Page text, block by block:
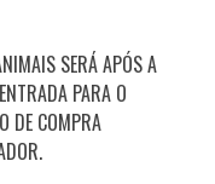
SERÁ APÓS A
PARA O
DE COMPRA